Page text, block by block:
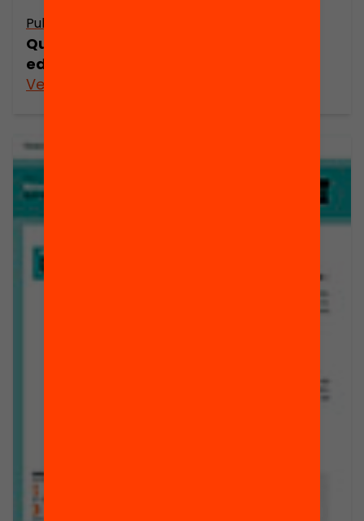
Publicació
Quines són les estratègies per a l’èxit
educatiu en temps de crisi?
Veure’n més